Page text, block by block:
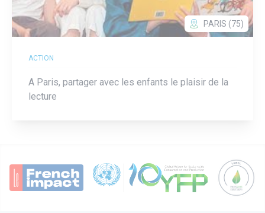
PARIS (75)
ACTION
A Paris, partager avec les enfants le plaisir de la
lecture